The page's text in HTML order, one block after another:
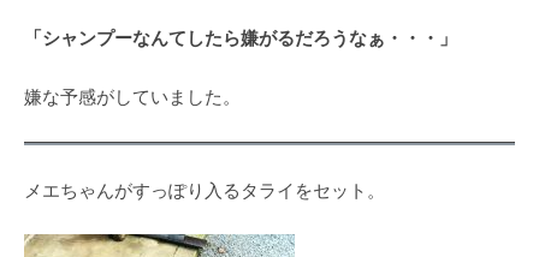
「シャンプーなんてしたら嫌がるだろうなぁ・・・」
嫌な予感がしていました。
メエちゃんがすっぽり入るタライをセット。